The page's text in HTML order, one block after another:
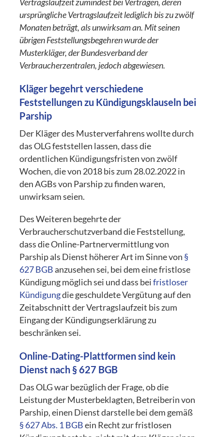
Vertragslaufzeit zumindest bei Verträgen, deren
ursprüngliche Vertragslaufzeit lediglich bis zu zwölf
Monaten beträgt, als unwirksam an. Mit seinen
übrigen Feststellungsbegehren wurde der
Musterkläger, der Bundesverband der
Verbraucherzentralen, jedoch abgewiesen.
Kläger begehrt verschiedene
Feststellungen zu Kündigungsklauseln bei
Parship
Der Kläger des Musterverfahrens wollte durch
das OLG feststellen lassen, dass die
ordentlichen Kündigungsfristen von zwölf
Wochen, die von 2018 bis zum 28.02.2022 in
den AGBs von Parship zu finden waren,
unwirksam seien.
Des Weiteren begehrte der
Verbraucherschutzverband die Feststellung,
dass die Online-Partnervermittlung von
Parship als Dienst höherer Art im Sinne von §
627 BGBanzusehen sei, bei dem eine fristlose
Kündigung möglich sei und dass beifristloser
Kündigungdie geschuldete Vergütung auf den
Zeitabschnitt der Vertragslaufzeit bis zum
Eingang der Kündigungserklärung zu
beschränken sei.
Online-Dating-Plattformen sind kein
Dienst nach § 627 BGB
Das OLG war bezüglich der Frage, ob die
Leistung der Musterbeklagten, Betreiberin von
Parship, einen Dienst darstelle bei dem gemäß
§ 627 Abs. 1 BGBein Recht zur fristlosen